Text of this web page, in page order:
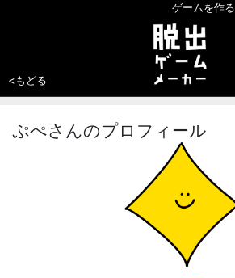
ゲームを作る
<もどる
ぷぺさんのプロフィール